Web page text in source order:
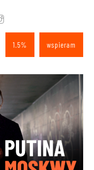
wspieram
1.5%